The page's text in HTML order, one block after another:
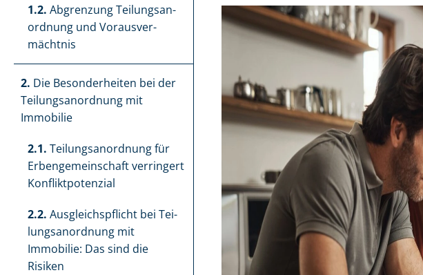
1.2. Abgrenzung Tei­lungs­an­
ord­nung und Vor­aus­ver­
mächt­nis
2. Die Besonderheiten bei der
Tei­lungs­an­ord­nung mit
Immobilie
2.1. Tei­lungs­an­ord­nung für
Er­ben­ge­mein­schaft verringert
Kon­flikt­po­ten­zi­al
2.2. Aus­gleichs­pflicht bei Tei­
lungs­an­ord­nung mit
Immobilie: Das sind die
Risiken